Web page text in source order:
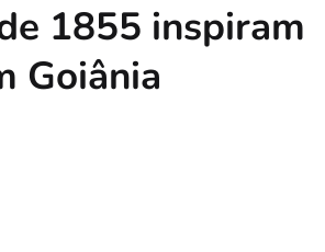
1855 inspiram
Goiânia